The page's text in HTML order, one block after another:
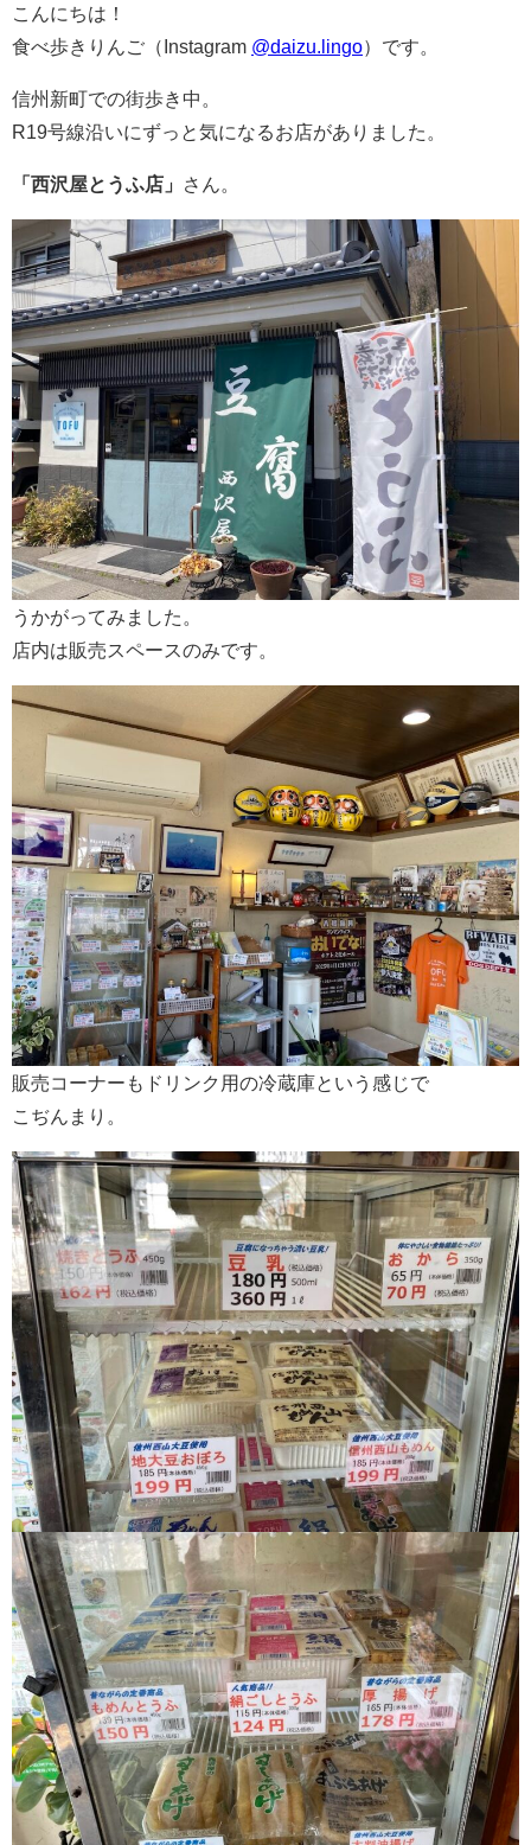
こんにちは！
食べ歩きりんご（Instagram @daizu.lingo）です。
信州新町での街歩き中。
R19号線沿いにずっと気になるお店がありました。
「西沢屋とうふ店」 さん。
うかがってみました。
店内は販売スペースのみです。
販売コーナーもドリンク用の冷蔵庫という感じで
こぢんまり。